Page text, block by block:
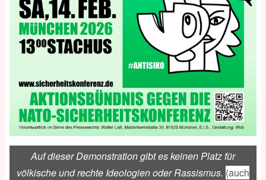
Auf dieser Demonstration gibt es keinen Platz für
völkische und rechte Ideologien oder Rassismus. (auch